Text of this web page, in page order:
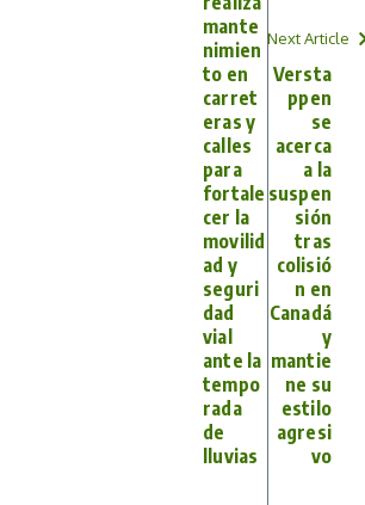
mante
nimien
to en
carret
eras y
calles
para
fortale
cer la
movilid
ad y
seguri
dad
vial
ante la
tempo
rada
de
lluvias
Next Article
Versta
ppen
se
acerca
a la
suspen
sión
tras
colisió
n en
Canadá
y
mantie
ne su
estilo
agresi
vo